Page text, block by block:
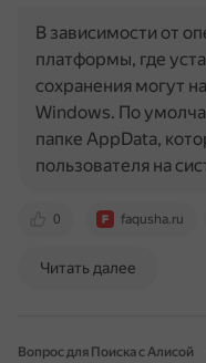
0 faqusha.ru
В зависимости от
платформы, где
сохранения могут
Windows. По
папке AppData,
пользователя на
Читать далее
Вопрос для Поиска с Алисой